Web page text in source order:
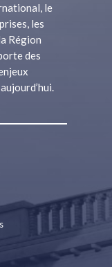
le
les
Région
des